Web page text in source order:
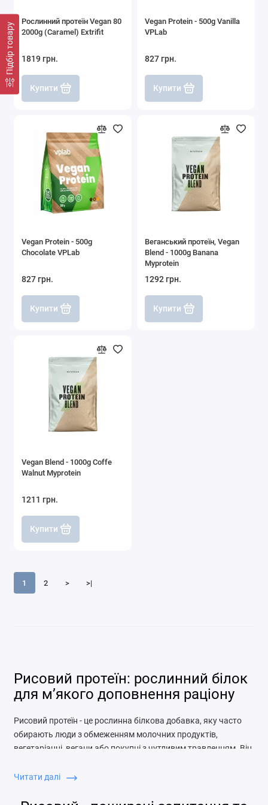
Підбір товару
Рослинний протеїн Vegan 80
2000g (Caramel) Extrifit
1819 грн.
Купити
Vegan Protein - 500g Vanilla
VPLab
827 грн.
Купити
Vegan Protein - 500g
Chocolate VPLab
827 грн.
Купити
Веганський протеїн, Vegan
Blend - 1000g Banana
Myprotein
1292 грн.
Купити
Vegan Blend - 1000g Coffe
Walnut Myprotein
1211 грн.
Купити
1 2 > >|
Рисовий протеїн: рослинний білок
для м’якого доповнення раціону
Рисовий протеїн - це рослинна білкова добавка, яку часто
обирають люди з обмеженням молочних продуктів,
вегетаріанці, вегани або покупці з чутливим травленням. Він
молочної чи яєчної основи. Такий продукт може
Читати далі